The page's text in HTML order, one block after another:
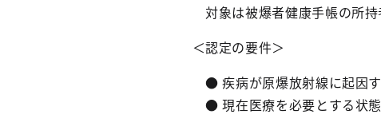
対象は被爆者健康手帳の所持
＜認定の要件＞
● 疾病が原爆放射線に起因す
● 現在医療を必要とする状態